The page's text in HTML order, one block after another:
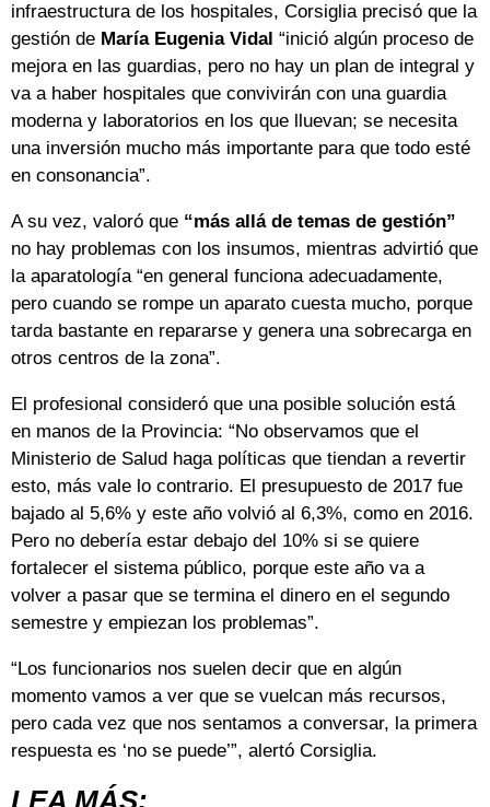
infraestructura de los hospitales, Corsiglia precisó que la
gestión de María Eugenia Vidal “inició algún proceso de
mejora en las guardias, pero no hay un plan de integral y
va a haber hospitales que convivirán con una guardia
moderna y laboratorios en los que lluevan; se necesita
una inversión mucho más importante para que todo esté
en consonancia”.
A su vez, valoró que “más allá de temas de gestión”
no hay problemas con los insumos, mientras advirtió que
la aparatología “en general funciona adecuadamente,
pero cuando se rompe un aparato cuesta mucho, porque
tarda bastante en repararse y genera una sobrecarga en
otros centros de la zona”.
El profesional consideró que una posible solución está
en manos de la Provincia: “No observamos que el
Ministerio de Salud haga políticas que tiendan a revertir
esto, más vale lo contrario. El presupuesto de 2017 fue
bajado al 5,6% y este año volvió al 6,3%, como en 2016.
Pero no debería estar debajo del 10% si se quiere
fortalecer el sistema público, porque este año va a
volver a pasar que se termina el dinero en el segundo
semestre y empiezan los problemas”.
“Los funcionarios nos suelen decir que en algún
momento vamos a ver que se vuelcan más recursos,
pero cada vez que nos sentamos a conversar, la primera
respuesta es ‘no se puede’”, alertó Corsiglia.
LEA MÁS: